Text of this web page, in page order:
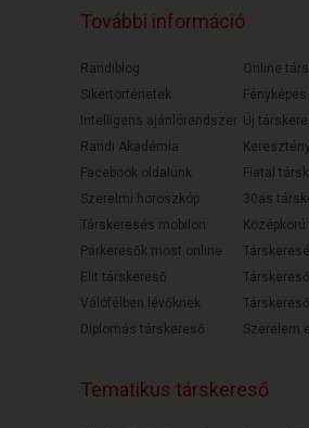
További információ
Randiblog
Sikertörténetek
Intelligens ajánlórendszer
Randi Akadémia
Facebook oldalunk
Szerelmi horoszkóp
Társkeresés mobilon
Párkeresők most online
Elit társkereső
Válófélben lévőknek
Diplomás társkereső
Online
Új
Fiatal
30as
Szerelem
Tematikus társkereső